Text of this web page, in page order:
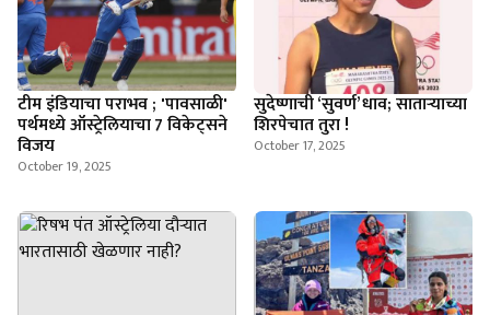
टीम इंडियाचा पराभव ; 'पावसाळी'
पर्थमध्ये ऑस्ट्रेलियाचा 7 विकेट्सने
विजय
October 19, 2025
सुदेष्णाची ‘सुवर्ण’ धाव; साताऱ्याच्या
शिरपेचात तुरा !
October 17, 2025